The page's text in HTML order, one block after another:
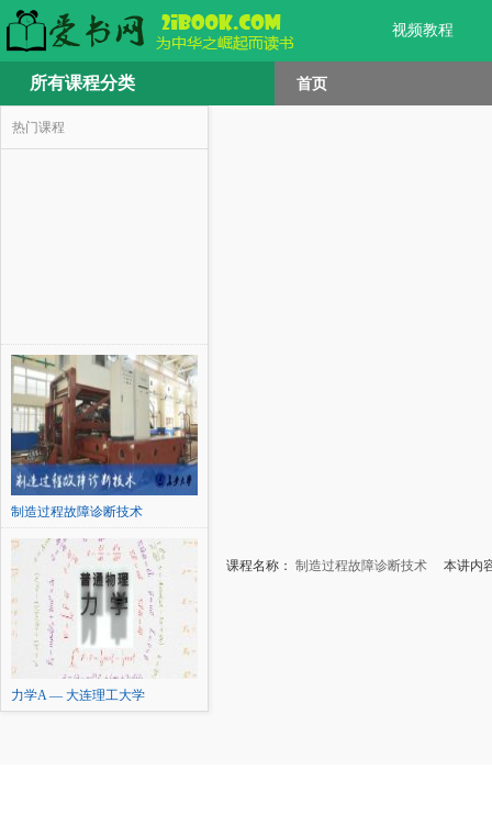
视频教程
所有课程分类 首页
热门课程
制造过程故障诊断技术
力学A — 大连理工大学
课程名称： 制造过程故障诊断技术 本讲内容